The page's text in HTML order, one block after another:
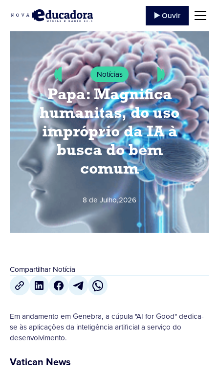
▶️ Ouvir
Notícias
Papa: Magnifica
humanitas, do uso
impróprio da IA à
busca do bem
comum
8 de Julho,2026
Compartilhar Notícia
Em andamento em Genebra, a cúpula "AI for Good" dedica-
se às aplicações da inteligência artificial a serviço do
desenvolvimento.
Vatican News